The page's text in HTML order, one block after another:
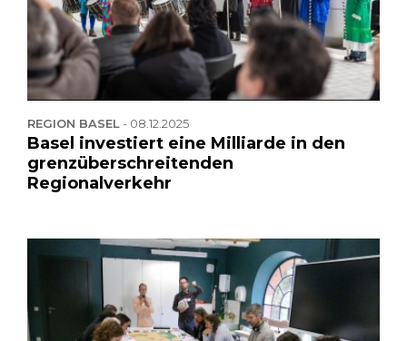
REGION BASEL- 08.12.2025
Basel investiert eine Milliarde in den
grenzüberschreitenden
Regionalverkehr